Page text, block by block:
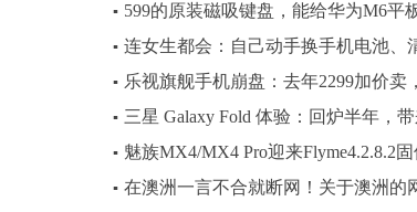
▪ 599的原装磁吸键盘，能给华为M6平
▪ 连女生都会：自己动手换手机电池、
▪ 乐视旗舰手机崩盘：去年2299加价卖
▪ 三星 Galaxy Fold 体验：回炉半年，
▪ 魅族MX4/MX4 Pro迎来Flyme4.2.8.2
▪ 在澳洲一言不合就断网！关于澳洲的